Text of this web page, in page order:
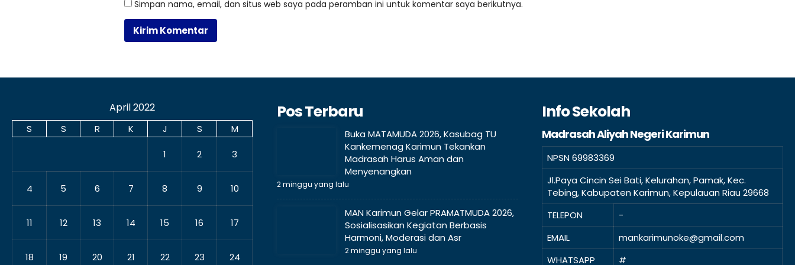
Simpan nama, email, dan situs web saya pada peramban ini untuk komentar saya berikutnya.
April 2022
S S R K J S M
1 2 3
4 5 6 7 8 9 10
11 12 13 14 15 16 17
18 19 20 21 22 23 24
Pos Terbaru
Buka MATAMUDA 2026, Kasubag TU
Kankemenag Karimun Tekankan
Madrasah Harus Aman dan
Menyenangkan
2 minggu yang lalu
MAN Karimun Gelar PRAMATMUDA 2026,
Sosialisasikan Kegiatan Berbasis
Harmoni, Moderasi dan Asr
2 minggu yang lalu
Info Sekolah
Madrasah Aliyah Negeri Karimun
NPSN69983369
Jl.Paya Cincin Sei Bati, Kelurahan, Pamak, Kec.
Tebing, Kabupaten Karimun, Kepulauan Riau 29668
TELEPON
-
EMAIL
mankarimunoke@gmail.com
WHATSAPP
#